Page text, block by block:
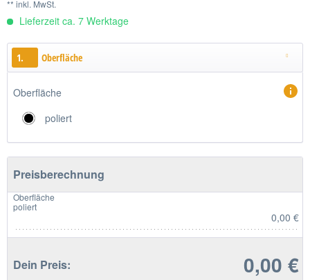
** inkl. MwSt.
Lieferzeit ca. 7 Werktage
1. Oberfläche
Oberfläche
poliert
Preisberechnung
Oberfläche
poliert
0,00 €
Dein Preis: 0,00 €